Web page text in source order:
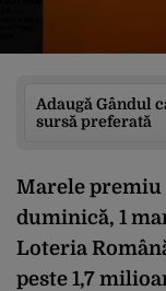
Adaugă Gândul
sursă preferată
Marele premiu
duminică, 1
Loteria
peste 1,7